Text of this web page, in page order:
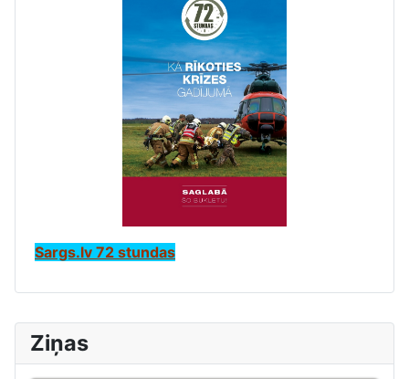
Ziņas
Sargs.lv 72 stundas